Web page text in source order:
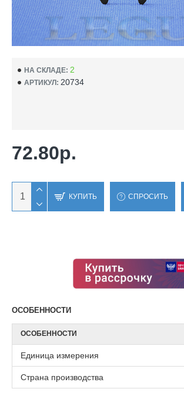
НА СКЛАДЕ: 2
АРТИКУЛ: 20734
72.80р.
КУПИТЬ СПРОСИТЬ
ОСОБЕННОСТИ
ОСОБЕННОСТИ
Единица измерения
Страна производства